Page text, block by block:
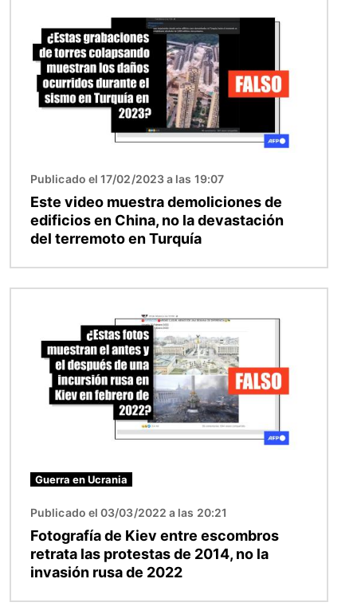
Publicado el 17/02/2023 a las 19:07
Este video muestra demoliciones de
edificios en China, no la devastación
del terremoto en Turquía
Guerra en Ucrania
Publicado el 03/03/2022 a las 20:21
Fotografía de Kiev entre escombros
retrata las protestas de 2014, no la
invasión rusa de 2022